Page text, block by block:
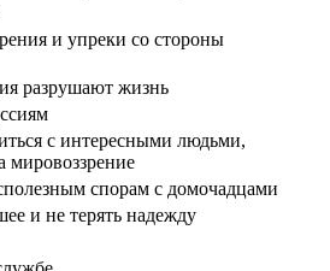
и упреки со стороны
разрушают жизнь
с интересными людьми,
мировоззрение
спорам с домочадцами
и не терять надежду